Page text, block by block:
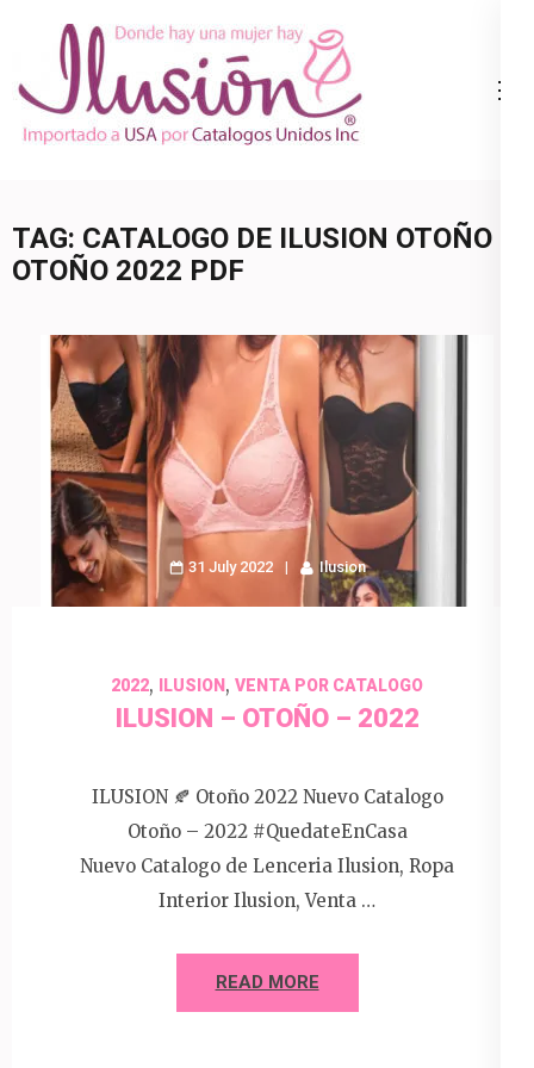
content
(Press
Ropa Interior
800.825.9452
TAG: CATALOGO DE ILUSION OTOÑO
OTOÑO 2022 PDF
31 July 2022 Ilusion
2022, ILUSION , VENTA POR CATALOGO
ILUSION – OTOÑO – 2022
ILUSION 🍂 Otoño 2022 Nuevo Catalogo
Otoño – 2022 #QuedateEnCasa
Nuevo Catalogo de Lenceria Ilusion, Ropa
Interior Ilusion, Venta …
READ MORE